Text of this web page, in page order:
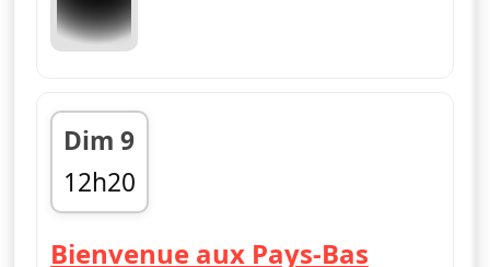
Dim 9
12h20
fin 13h03
Bienvenue aux Pays-Bas